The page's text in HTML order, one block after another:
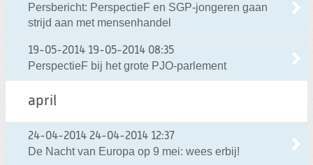
Persbericht: PerspectieF en SGP-jongeren gaan
strijd aan met mensenhandel
19-05-2014 19-05-2014 08:35
PerspectieF bij het grote PJO-parlement
april
24-04-2014 24-04-2014 12:37
De Nacht van Europa op 9 mei: wees erbij!